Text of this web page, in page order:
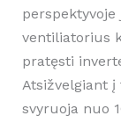
ventiliatorius
pratęsti
Atsižvelgiant į
svyruoja nuo